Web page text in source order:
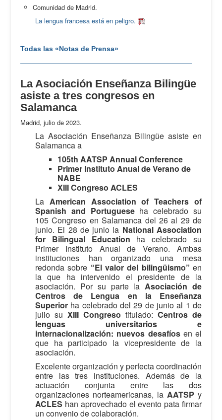
Comunidad de Madrid.
La lengua francesa está en peligro.
Todas las «Notas de Prensa»
La Asociación Enseñanza Bilingüe
asiste a tres congresos en
Salamanca
Madrid, julio de 2023.
La Asociación Enseñanza Bilingüe asiste en
Salamanca a
105th AATSP Annual Conference
Primer Instituto Anual de Verano de
NABE
XIII Congreso ACLES
La American Association of Teachers of
Spanish and Portugueseha celebrado su
105 Congreso en Salamanca del 26 al 29 de
junio. El 28 de junio la National Association
for Bilingual Education ha celebrado su
Primer Instituto Anual de Verano. Ambas
instituciones han organizado una mesa
redonda sobre “El valor del bilingüismo” en
la que ha intervenido el presidente de la
asociación. Por su parte laAsociación de
Centros de Lengua en la Enseñanza
Superior ha celebrado del 29 de junio al 1 de
julio su XIII Congreso titulado: Centros de
lenguas universitarios e
internacionalización: nuevos desafíosen el
que ha participado la vicepresidente de la
asociación.
Excelente organización y perfecta coordinación
entre las tres instituciones. Además de la
actuación conjunta entre las dos
organizaciones norteamericanas, la AATSP y
ACLES han aprovechado el evento pata firmar
un convenio de colaboración.